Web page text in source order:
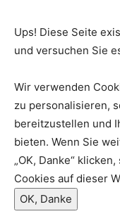
Ups! Diese Seite
und versuchen Sie
Wir verwenden
zu personalisieren,
bereitzustellen und
bieten. Wenn Sie
„OK, Danke“
Cookies auf dieser
OK, Danke